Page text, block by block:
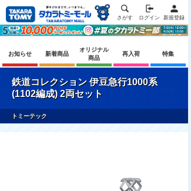
さがす ログイン 新規登録
お知らせ 新着商品
オリジナル
商品
再入荷 特集
鉄道コレクション 伊豆急行1000系
(1102編成) 2両セット
トミーテック